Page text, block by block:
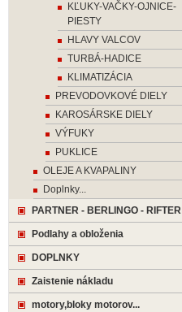
KĽUKY-VAČKY-OJNICE-
PIESTY
HLAVY VALCOV
TURBÁ-HADICE
KLIMATIZÁCIA
PREVODOVKOVÉ DIELY
KAROSÁRSKE DIELY
VÝFUKY
PUKLICE
OLEJE A KVAPALINY
Doplnky...
PARTNER - BERLINGO - RIFTER
Podlahy a obloženia
DOPLNKY
Zaistenie nákladu
motory,bloky motorov...